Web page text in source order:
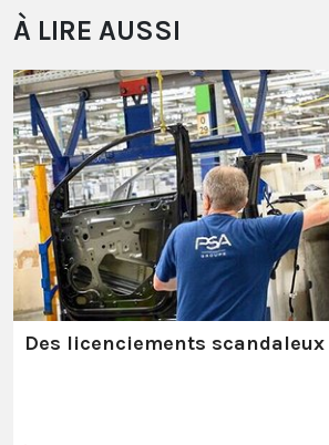
À LIRE AUSSI
Des licenciements scandaleux